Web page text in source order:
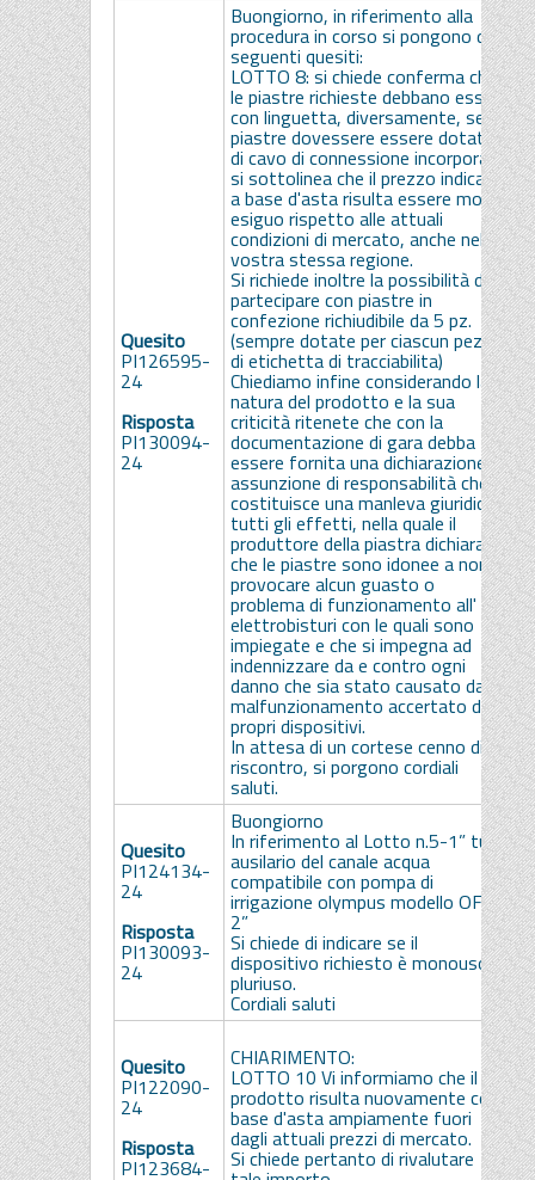
Quesito
PI126595-
24
Risposta
PI130094-
24
Buongiorno, in riferimento alla
procedura in corso si pongono di
seguenti quesiti:
LOTTO 8: si chiede conferma che
le piastre richieste debbano essere
con linguetta, diversamente, se le
piastre dovessere essere dotate
di cavo di connessione incorporato
si sottolinea che il prezzo indicato
a base d'asta risulta essere molto
esiguo rispetto alle attuali
condizioni di mercato, anche nella
vostra stessa regione.
Si richiede inoltre la possibilità di
partecipare con piastre in
confezione richiudibile da 5 pz.
(sempre dotate per ciascun pezzo
di etichetta di tracciabilita)
Chiediamo infine considerando la
natura del prodotto e la sua
criticità ritenete che con la
documentazione di gara debba
essere fornita una dichiarazione di
assunzione di responsabilità che
costituisce una manleva giuridica a
tutti gli effetti, nella quale il
produttore della piastra dichiara
che le piastre sono idonee a non
provocare alcun guasto o
problema di funzionamento all'
elettrobisturi con le quali sono
impiegate e che si impegna ad
indennizzare da e contro ogni
danno che sia stato causato dal
malfunzionamento accertato dei
propri dispositivi.
In attesa di un cortese cenno di
riscontro, si porgono cordiali
saluti.
Quesito
PI124134-
24
Risposta
PI130093-
24
Buongiorno
In riferimento al Lotto n.5-1” tubo
ausilario del canale acqua
compatibile con pompa di
irrigazione olympus modello OFP-
2”
Si chiede di indicare se il
dispositivo richiesto è monouso o
pluriuso.
Cordiali saluti
il
Quesito
PI122090-
24
Risposta
PI123684-
CHIARIMENTO:
LOTTO 10 Vi informiamo che il
prodotto risulta nuovamente con
base d'asta ampiamente fuori
dagli attuali prezzi di mercato.
Si chiede pertanto di rivalutare